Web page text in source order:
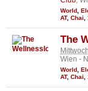
World
AT, Chai
The
Wien -
World,
AT, Chai,